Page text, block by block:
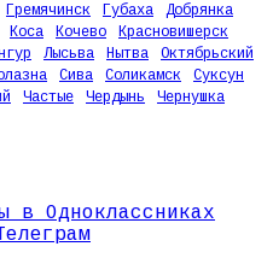
Гремячинск Губаха
Добрянка
Коса Кочево
Красновишерск
Лысьва Нытва
Октябрьский
Сива Соликамск
Суксун
Частые Чердынь
Чернушка